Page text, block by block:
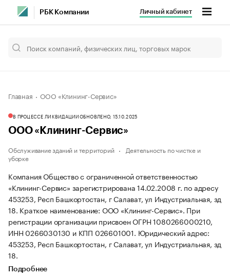
РБК Компании Личный кабинет
Главная ООО «Клининг-Сервис»
В ПРОЦЕССЕ ЛИКВИДАЦИИОБНОВЛЕНО, 15.10.2025
ООО «Клининг-Сервис»
Обслуживание зданий и территорий
Деятельность по чистке и
уборке
Компания Общество с ограниченной ответственностью
«Клининг-Сервис» зарегистрирована 14.02.2008 г. по адресу
453253, Респ Башкортостан, г Салават, ул Индустриальная, зд
18. Краткое наименование: ООО «Клининг-Сервис». При
регистрации организации присвоен ОГРН 1080266000210,
ИНН 0266030130 и КПП 026601001. Юридический адрес:
453253, Респ Башкортостан, г Салават, ул Индустриальная, зд
18.
Подробнее